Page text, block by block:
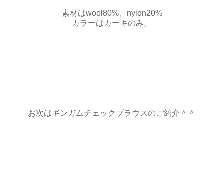
素材はwool80%、nylon20%
カラーはカーキのみ。
お次はギンガムチェックブラウスのご紹介＾＾